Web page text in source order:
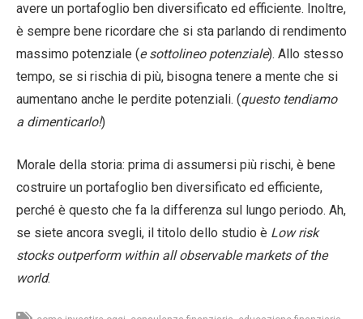
avere un portafoglio ben diversificato ed efficiente. Inoltre,
è sempre bene ricordare che si sta parlando di rendimento
massimo potenziale (e sottolineo potenziale). Allo stesso
tempo, se si rischia di più, bisogna tenere a mente che si
aumentano anche le perdite potenziali. (questo tendiamo
a dimenticarlo!)
Morale della storia: prima di assumersi più rischi, è bene
costruire un portafoglio ben diversificato ed efficiente,
perché è questo che fa la differenza sul lungo periodo. Ah,
se siete ancora svegli, il titolo dello studio è Low risk
stocks outperform within all observable markets of the
world.